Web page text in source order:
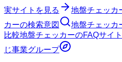
実サイトを見る 地盤チェッカ
カーの検索意図 地盤チェッカ
比較地盤チェッカーのFAQサイ
じ事業グループ